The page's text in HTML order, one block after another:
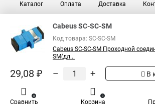
Каталог Оплата Доставка
Cabeus SC-SC-SM
Код товара: SC-SC-SM
Cabeus SC-SC-SM Проходной
SM(дл...
29,08 ₽ – + В
Сравнить
0
Корзина
0